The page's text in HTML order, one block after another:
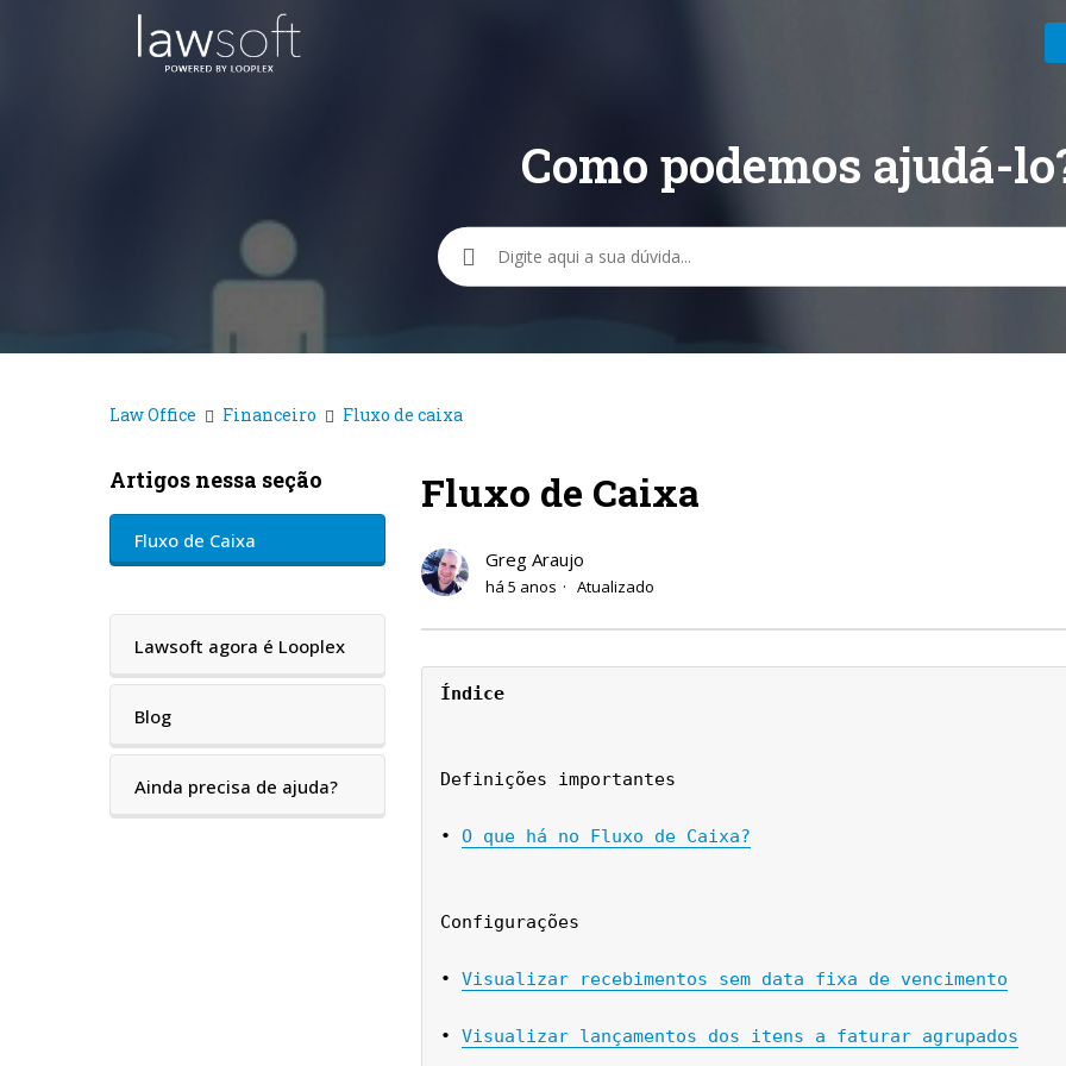
Como podemos ajudá-
Pesquisa
Law Office Financeiro Fluxo de caixa
Artigos nessa seção
Fluxo de Caixa
Lawsoft agora é Looplex
Blog
Ainda precisa de ajuda?
Fluxo de Caixa
Greg Araujo
há 5 anos Atualizado
Índice
Definições importantes
• O que há no Fluxo de Caixa?
Configurações
• Visualizar recebimentos sem data fixa de vencimento
• Visualizar lançamentos dos itens a faturar agrupados